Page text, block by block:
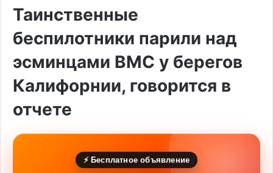
Таинственные
беспилотники парили над
эсминцами ВМС у берегов
Калифорнии, говорится в
отчете
⚡ Бесплатное объявление